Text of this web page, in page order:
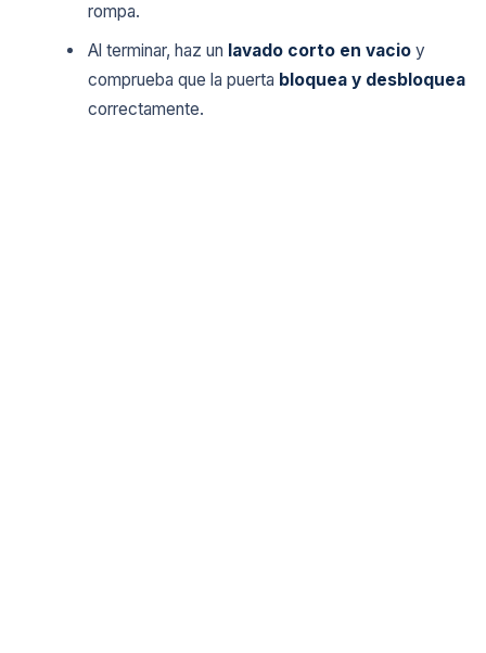
rompa.
Al terminar, haz un lavado corto en vacio y
comprueba que la puerta bloquea y desbloquea
correctamente.